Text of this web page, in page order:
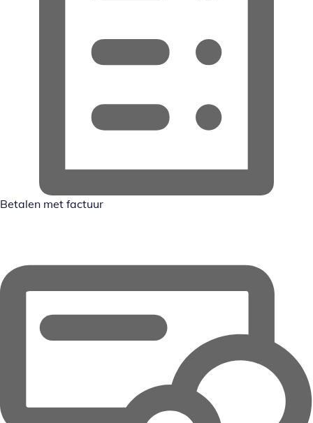
Betalen met factuur